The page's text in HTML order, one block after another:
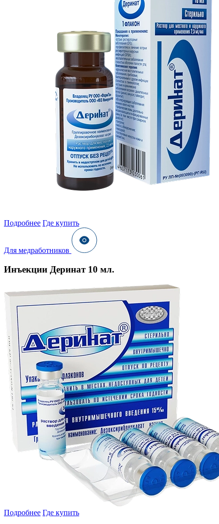
Подробнее Где купить
Для медработников
Инъекции Деринат 10 мл.
Подробнее Где купить